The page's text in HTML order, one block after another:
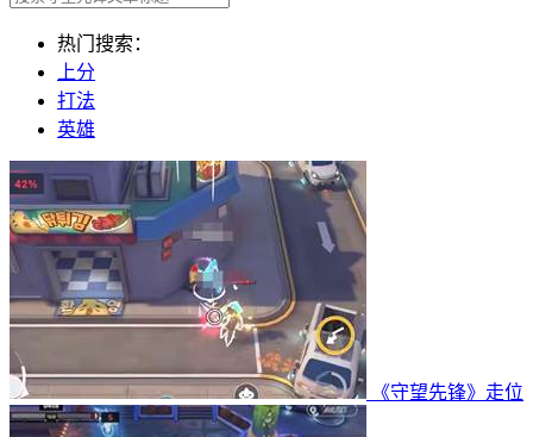
热门搜索：
上分
打法
英雄
《守望先锋》走位